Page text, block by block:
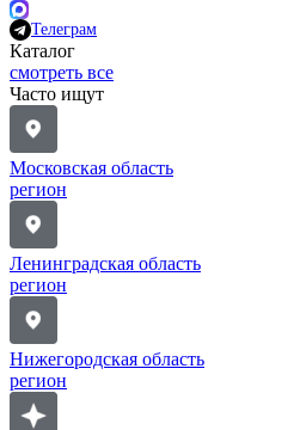
Телеграм
Каталог
смотреть все
Часто ищут
Московская область
регион
Ленинградская область
регион
Нижегородская область
регион